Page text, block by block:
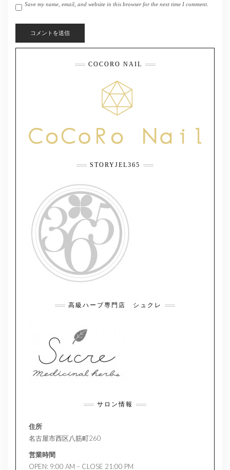
Save my name, email, and website in this browser for the next time I comment.
COCORO NAIL
STORYJEL365
高級ハーブ専門店 シュクレ
サロン情報
住所
名古屋市西区八筋町260
営業時間
OPEN: 9:00 AM – CLOSE 21:00 PM